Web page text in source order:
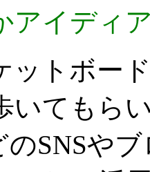
アイディ
トボー
いてもら
SNSや